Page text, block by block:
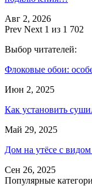
Авг 2, 2026
Prev Next 1 из 1 702
Выбор читателей:
Флоковые обои:
Июн 2, 2025
Как установить
Май 29, 2025
Дом на утёсе с видом
Сен 26, 2025
Популярные